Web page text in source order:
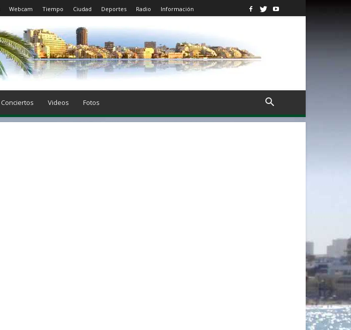
Webcam Tiempo Ciudad Deportes Radio Información
Conciertos Videos Fotos